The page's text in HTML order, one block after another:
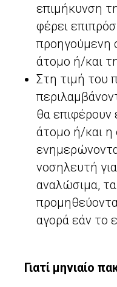
επιμήκυνση
φέρει
προηγούμενη
άτομο ή/και
Στη τιμή του
θα
άτομο ή/και η
νοσηλευτή
αναλώσιμα,
αγορά εάν το
Γιατί μηνιαίο